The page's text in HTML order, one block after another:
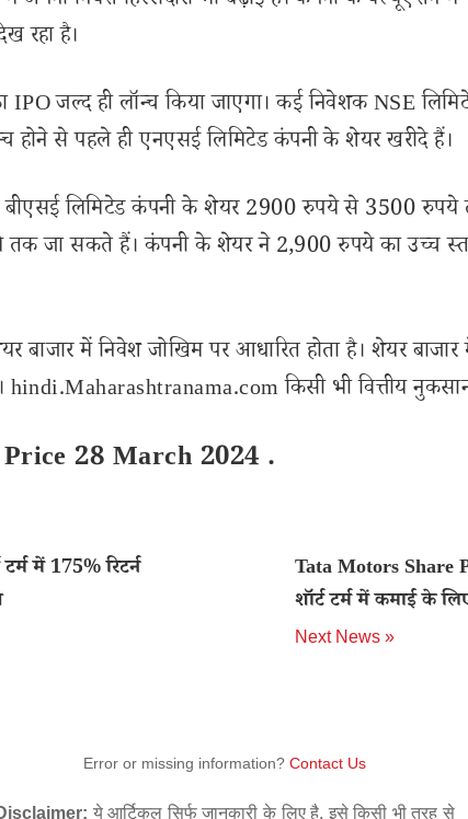
रहा है।
IPO जल्द ही लॉन्च किया जाएगा। कई निवेशक NSE
से पहले ही एनएसई लिमिटेड कंपनी के शेयर खरीदे हैं।
बीएसई लिमिटेड कंपनी के शेयर 2900 रुपये से 3500
जा सकते हैं। कंपनी के शेयर ने 2,900 रुपये का उच्च
में निवेश जोखिम पर आधारित होता है। शेयर
किसी भी वित्तीय
28 March 2024 .
में 175% रिटर्न
Tata Motors Share
शॉर्ट टर्म में कमाई के
Next News »
Error or missing information? Contact Us
ये आर्टिकल सिर्फ जानकारी के लिए है. इसे किसी भी तरह से